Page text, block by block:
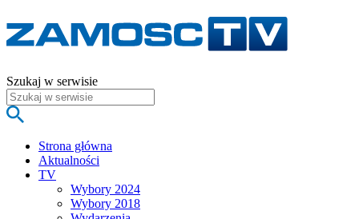
Szukaj w serwisie
Strona główna
Aktualności
TV
Wybory 2024
Wybory 2018